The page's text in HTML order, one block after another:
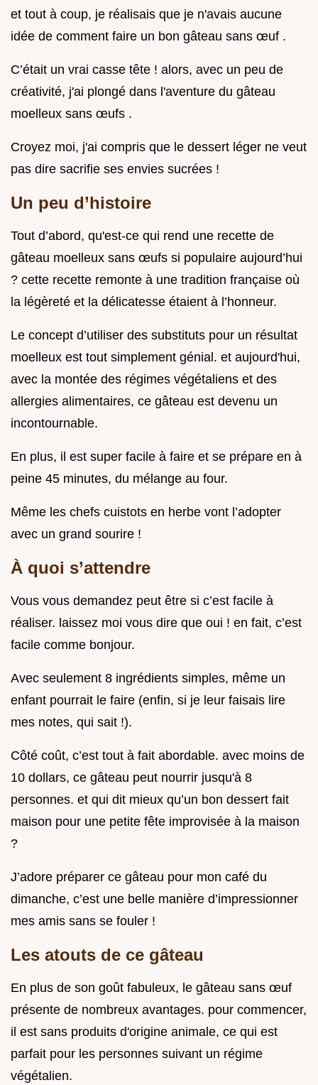
et tout à coup, je réalisais que je n'avais aucune
idée de comment faire un bon gâteau sans œuf .
C’était un vrai casse tête ! alors, avec un peu de
créativité, j'ai plongé dans l'aventure du gâteau
moelleux sans œufs .
Croyez moi, j'ai compris que le dessert léger ne veut
pas dire sacrifie ses envies sucrées !
Un peu d’histoire
Tout d’abord, qu'est-ce qui rend une recette de
gâteau moelleux sans œufs si populaire aujourd’hui
? cette recette remonte à une tradition française où
la légèreté et la délicatesse étaient à l’honneur.
Le concept d’utiliser des substituts pour un résultat
moelleux est tout simplement génial. et aujourd'hui,
avec la montée des régimes végétaliens et des
allergies alimentaires, ce gâteau est devenu un
incontournable.
En plus, il est super facile à faire et se prépare en à
peine 45 minutes, du mélange au four.
Même les chefs cuistots en herbe vont l’adopter
avec un grand sourire !
À quoi s’attendre
Vous vous demandez peut être si c’est facile à
réaliser. laissez moi vous dire que oui ! en fait, c’est
facile comme bonjour.
Avec seulement 8 ingrédients simples, même un
enfant pourrait le faire (enfin, si je leur faisais lire
mes notes, qui sait !).
Côté coût, c’est tout à fait abordable. avec moins de
10 dollars, ce gâteau peut nourrir jusqu'à 8
personnes. et qui dit mieux qu’un bon dessert fait
maison pour une petite fête improvisée à la maison
?
J’adore préparer ce gâteau pour mon café du
dimanche, c’est une belle manière d’impressionner
mes amis sans se fouler !
Les atouts de ce gâteau
En plus de son goût fabuleux, le gâteau sans œuf
présente de nombreux avantages. pour commencer,
il est sans produits d'origine animale, ce qui est
parfait pour les personnes suivant un régime
végétalien.